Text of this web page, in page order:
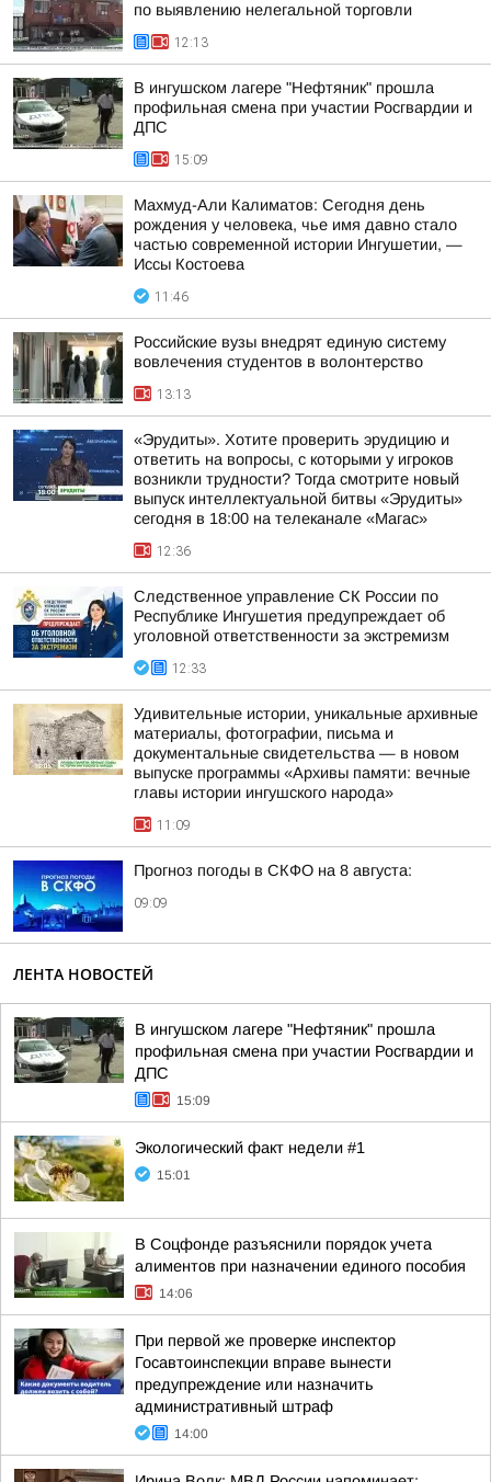
по выявлению нелегальной торговли
12:13
В ингушском лагере "Нефтяник" прошла
профильная смена при участии Росгвардии и
ДПС
15:09
Махмуд-Али Калиматов: Сегодня день
рождения у человека, чье имя давно стало
частью современной истории Ингушетии, —
Иссы Костоева
11:46
Российские вузы внедрят единую систему
вовлечения студентов в волонтерство
13:13
«Эрудиты». Хотите проверить эрудицию и
ответить на вопросы, с которыми у игроков
возникли трудности? Тогда смотрите новый
выпуск интеллектуальной битвы «Эрудиты»
сегодня в 18:00 на телеканале «Магас»
12:36
Следственное управление СК России по
Республике Ингушетия предупреждает об
уголовной ответственности за экстремизм
12:33
Удивительные истории, уникальные архивные
материалы, фотографии, письма и
документальные свидетельства — в новом
выпуске программы «Архивы памяти: вечные
главы истории ингушского народа»
11:09
Прогноз погоды в СКФО на 8 августа:
09:09
ЛЕНТА НОВОСТЕЙ
В ингушском лагере "Нефтяник" прошла
профильная смена при участии Росгвардии и
ДПС
15:09
Экологический факт недели #1
15:01
В Соцфонде разъяснили порядок учета
алиментов при назначении единого пособия
14:06
При первой же проверке инспектор
Госавтоинспекции вправе вынести
предупреждение или назначить
административный штраф
14:00